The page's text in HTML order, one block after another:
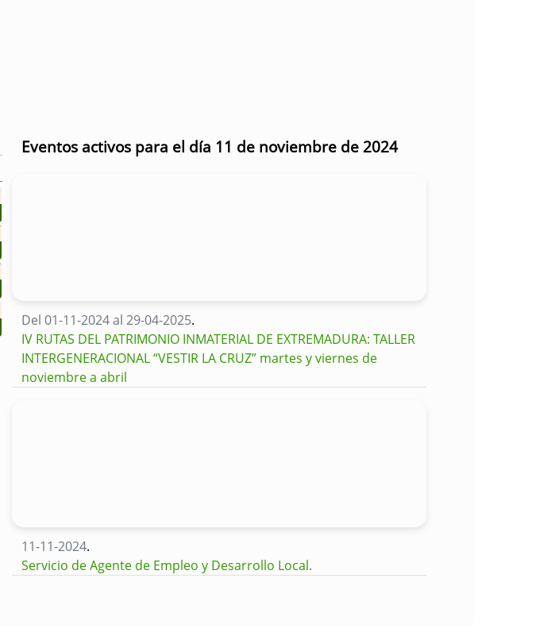
Eventos activos para el día 11 de noviembre de 2024
Del 01-11-2024 al 29-04-2025.
IV RUTAS DEL PATRIMONIO INMATERIAL DE EXTREMADURA: TALLER
INTERGENERACIONAL “VESTIR LA CRUZ” martes y viernes de
noviembre a abril
11-11-2024.
Servicio de Agente de Empleo y Desarrollo Local.